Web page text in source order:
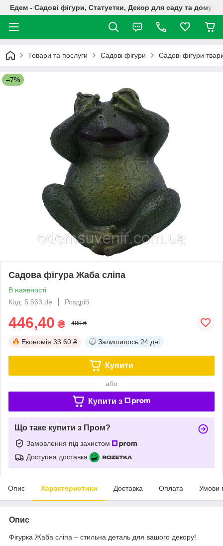
Едем - Садові фігури, Статуетки, Декор для саду та дому
Товари та послуги Садові фігури Садові фігури
–7%
Садова фігура Жаба сліпа
В наявності
Код: 5.563.de
Роздріб
446,40 ₴ 480 ₴
Економія 33.60 ₴ Залишилось 24 дні
Купити
або
Купити з
Що таке купити з Пром?
Замовлення під захистом
Доступна доставка
Опис Характеристики Доставка Оплата Умови
Опис
Фігурка Жаба сліпа – стильна деталь для вашого декору!